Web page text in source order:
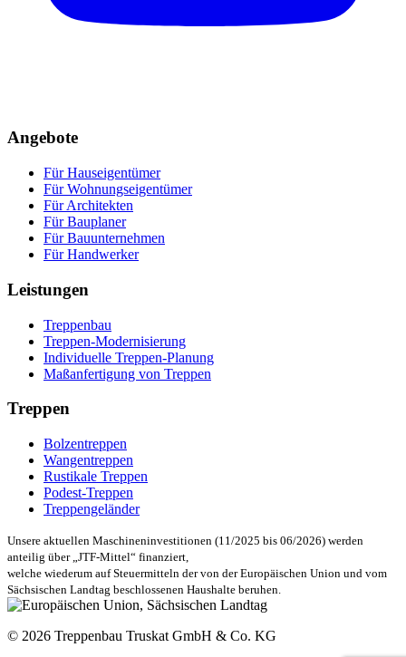
Angebote
Für Hauseigentümer
Für Wohnungseigentümer
Für Architekten
Für Bauplaner
Für Bauunternehmen
Für Handwerker
Leistungen
Treppenbau
Treppen-Modernisierung
Individuelle Treppen-Planung
Maßanfertigung von Treppen
Treppen
Bolzentreppen
Wangentreppen
Rustikale Treppen
Podest-Treppen
Treppengeländer
Unsere aktuellen Maschineninvestitionen (11/2025 bis 06/2026) werden
anteilig über „JTF-Mittel“ finanziert,
welche wiederum auf Steuermitteln der von der Europäischen Union und vom
Sächsischen Landtag beschlossenen Haushalte beruhen.
© 2026 Treppenbau Truskat GmbH & Co. KG